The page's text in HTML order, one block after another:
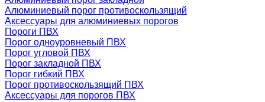
Алюминиевый порог противоскользящий
Аксессуары для алюминиевых порогов
Пороги ПВХ
Порог одноуровневый ПВХ
Порог угловой ПВХ
Порог закладной ПВХ
Порог гибкий ПВХ
Порог противоскользящий ПВХ
Аксессуары для порогов ПВХ